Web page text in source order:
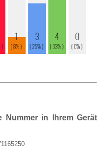
Nummer in Ihrem Gerät